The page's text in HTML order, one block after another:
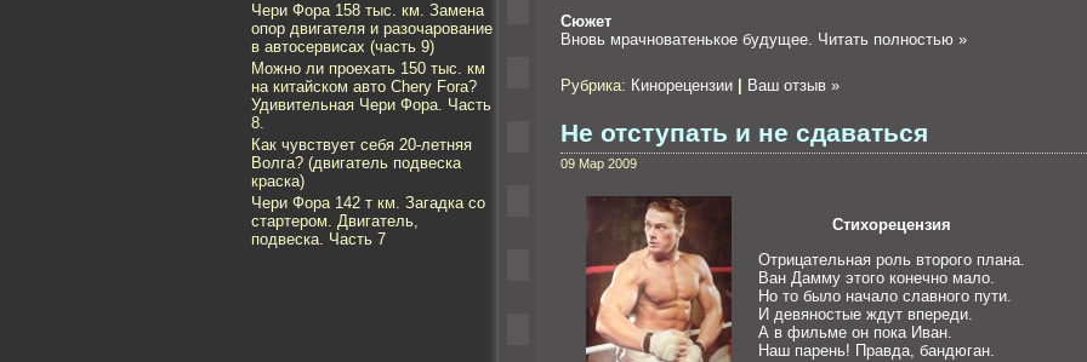
Чери Фора 158 тыс. км. Замена
опор двигателя и разочарование
в автосервисах (часть 9)
Можно ли проехать 150 тыс. км
на китайском авто Chery Fora?
Удивительная Чери Фора. Часть
8.
Как чувствует себя 20-летняя
Волга? (двигатель подвеска
краска)
Чери Фора 142 т км. Загадка со
стартером. Двигатель,
подвеска. Часть 7
Сюжет
Вновь мрачноватенькое будущее. Читать полностью »
Рубрика: Кинорецензии Ваш отзыв »
Не отступать и не сдаваться
09 Мар 2009
Стихорецензия
Отрицательная роль второго плана.
Ван Дамму этого конечно мало.
Но то было начало славного пути.
И девяностые ждут впереди.
А в фильме он пока Иван.
Наш парень! Правда, бандюган.